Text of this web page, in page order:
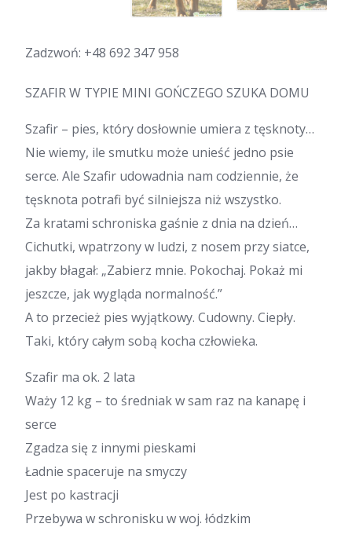
Zadzwoń: +48 692 347 958
SZAFIR W TYPIE MINI GOŃCZEGO SZUKA DOMU
Szafir – pies, który dosłownie umiera z tęsknoty…
Nie wiemy, ile smutku może unieść jedno psie
serce. Ale Szafir udowadnia nam codziennie, że
tęsknota potrafi być silniejsza niż wszystko.
Za kratami schroniska gaśnie z dnia na dzień…
Cichutki, wpatrzony w ludzi, z nosem przy siatce,
jakby błagał: „Zabierz mnie. Pokochaj. Pokaż mi
jeszcze, jak wygląda normalność.”
A to przecież pies wyjątkowy. Cudowny. Ciepły.
Taki, który całym sobą kocha człowieka.
Szafir ma ok. 2 lata
Waży 12 kg – to średniak w sam raz na kanapę i
serce
Zgadza się z innymi pieskami
Ładnie spaceruje na smyczy
Jest po kastracji
Przebywa w schronisku w woj. łódzkim